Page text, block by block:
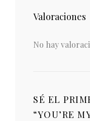
Valoraciones
No hay
SÉ EL
“YOU’RE